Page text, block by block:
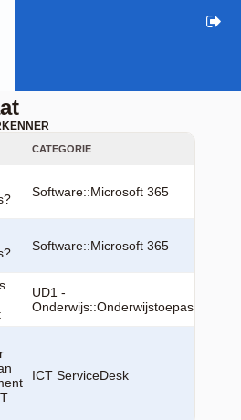
CATEGORIE
Software::Microsoft 365
Software::Microsoft 365
UD1 -
ICT ServiceDesk